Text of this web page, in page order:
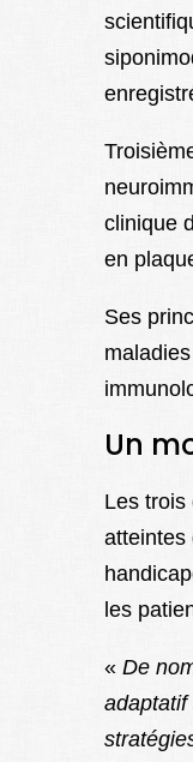
clinique
en
Ses
Un
Les trois
atteintes
les
« De
adaptatif